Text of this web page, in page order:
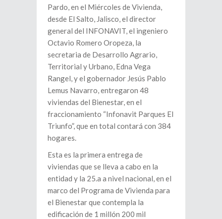
Pardo, en el Miércoles de Vivienda,
desde El Salto, Jalisco, el director
general del INFONAVIT, el ingeniero
Octavio Romero Oropeza, la
secretaria de Desarrollo Agrario,
Territorial y Urbano, Edna Vega
Rangel, y el gobernador Jesús Pablo
Lemus Navarro, entregaron 48
viviendas del Bienestar, en el
fraccionamiento “Infonavit Parques El
Triunfo”, que en total contará con 384
hogares.
Esta es la primera entrega de
viviendas que se lleva a cabo en la
entidad y la 25.a a nivel nacional, en el
marco del Programa de Vivienda para
el Bienestar que contempla la
edificación de 1 millón 200 mil